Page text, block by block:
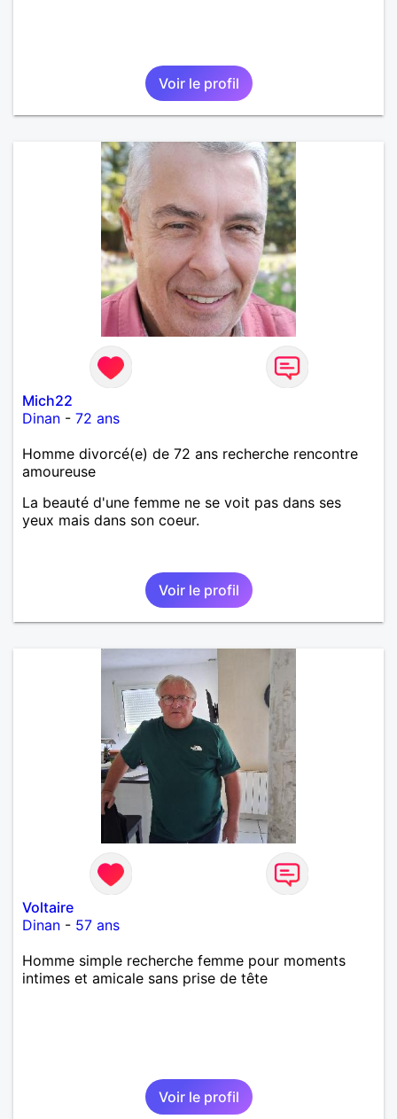
Voir le profil
Mich22
Dinan - 72 ans
Homme divorcé(e) de 72 ans recherche rencontre
amoureuse
La beauté d'une femme ne se voit pas dans ses
yeux mais dans son coeur.
Voir le profil
Voltaire
Dinan - 57 ans
Homme simple recherche femme pour moments
intimes et amicale sans prise de tête
Voir le profil